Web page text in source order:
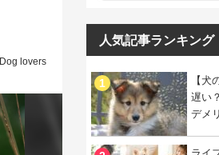
Dog lovers
人気記事ランキング
【犬
遅い
デメ